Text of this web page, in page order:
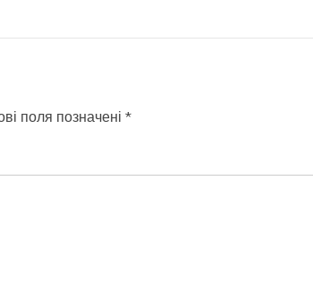
поля позначені *